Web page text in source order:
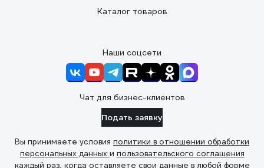
Каталог товаров
Наши соцсети
Чат для бизнес-клиентов
Подать заявку
Вы принимаете условия политики в отношении обработки
персональных данных и пользовательского соглашения
каждый раз, когда оставляете свои данные в любой форме